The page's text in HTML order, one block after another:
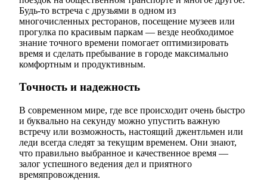
Будь-то встреча с друзьями в одном из
многочисленных ресторанов, посещение музеев или
прогулка по красивым паркам — везде необходимое
знание точного времени помогает оптимизировать
время и сделать пребывание в городе максимально
комфортным и продуктивным.
Точность и надежность
В современном мире, где все происходит очень быстро
и буквально на секунду можно упустить важную
встречу или возможность, настоящий джентльмен или
леди всегда следят за текущим временем. Они знают,
что правильно выбранное и качественное время —
залог успешного ведения дел и приятного
времяпровождения.